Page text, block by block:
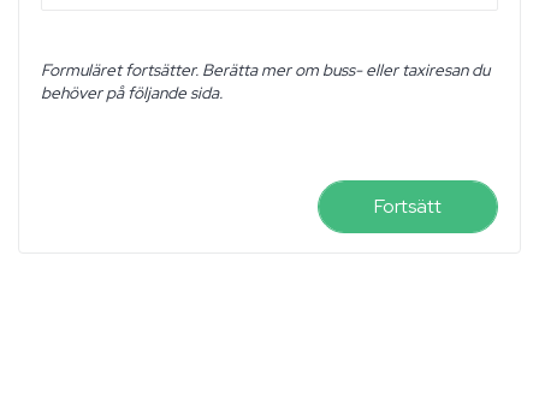
Formuläret fortsätter. Berätta mer om buss- eller taxiresan du
behöver på följande sida.
Fortsätt